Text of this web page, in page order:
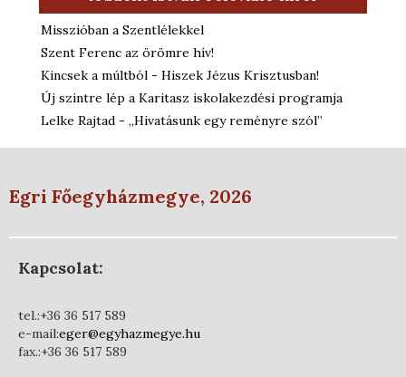
Misszióban a Szentlélekkel
Szent Ferenc az örömre hív!
Kincsek a múltból - Hiszek Jézus Krisztusban!
Új szintre lép a Karitasz iskolakezdési programja
Lelke Rajtad - „Hivatásunk egy reményre szól”
Egri Főegyházmegye, 2026
Kapcsolat:
tel.:+36 36 517 589
e-mail:eger@egyhazmegye.hu
fax.:+36 36 517 589